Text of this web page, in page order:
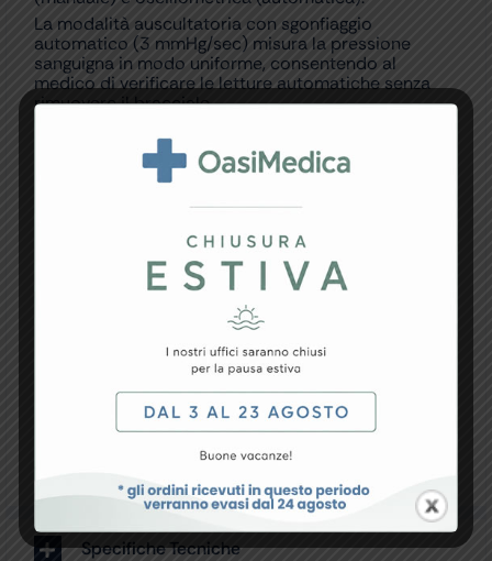
La modalità auscultatoria con sgonfiaggio
automatico (3 mmHg/sec) misura la pressione
sanguigna in modo uniforme, consentendo al
medico di verificare le letture automatiche senza
rimuovere il bracciale.
una misurazione più oggettiva, contribuendo a
mitigare il rischio di valori elevati a causa
dell’ipertensione da camice bianco.
Gli intervalli in modalità Media sono impostabili a
Misura la pressione sanguigna sistolica, diastolica e
media (MAP) e la frequenza cardiaca.
– ampia memoria: 210 letture
– pannello con Classificazione dei Valori Pressori
dell’OMS (codice colore)
Fornito con tubo lungo 2,5 m, 2 bracciali (M e L-XL),
batteria NiMH, adattatore CA/CC (EU, US, UK,
Specifiche Tecniche